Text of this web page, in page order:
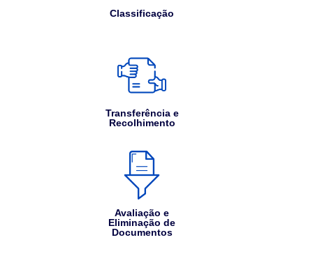
Classificação
Transferência e
Recolhimento
Avaliação e
Eliminação de
Documentos